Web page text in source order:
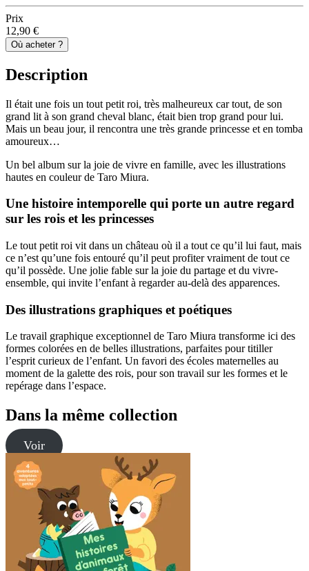
Prix
12,90 €
Où acheter ?
Description
Il était une fois un tout petit roi, très malheureux car tout, de son
grand lit à son grand cheval blanc, était bien trop grand pour lui.
Mais un beau jour, il rencontra une très grande princesse et en tomba
amoureux…
Un bel album sur la joie de vivre en famille, avec les illustrations
hautes en couleur de Taro Miura.
Une histoire intemporelle qui porte un autre regard
sur les rois et les princesses
Le tout petit roi vit dans un château où il a tout ce qu’il lui faut, mais
ce n’est qu’une fois entouré qu’il peut profiter vraiment de tout ce
qu’il possède. Une jolie fable sur la joie du partage et du vivre-
ensemble, qui invite l’enfant à regarder au-delà des apparences.
Des illustrations graphiques et poétiques
Le travail graphique exceptionnel de Taro Miura transforme ici des
formes colorées en de belles illustrations, parfaites pour titiller
l’esprit curieux de l’enfant. Un favori des écoles maternelles au
moment de la galette des rois, pour son travail sur les formes et le
repérage dans l’espace.
Dans la même collection
Voir